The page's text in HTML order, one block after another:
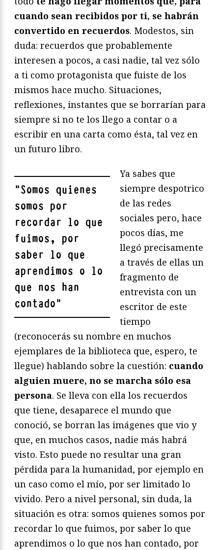
cuando sean recibidos por ti, se habrán
convertido en recuerdos. Modestos, sin
duda: recuerdos que probablemente
interesen a pocos, a casi nadie, tal vez sólo
a ti como protagonista que fuiste de los
mismos hace mucho. Situaciones,
reflexiones, instantes que se borrarían para
siempre si no te los llego a contar o a
escribir en una carta como ésta, tal vez en
un futuro libro.
"Somos quienes
somos por
recordar lo que
fuimos, por
saber lo que
aprendimos o lo
que nos han
contado"
Ya sabes que
siempre despotrico
de las redes
sociales pero, hace
pocos días, me
llegó precisamente
a través de ellas un
fragmento de
entrevista con un
escritor de este
tiempo
(reconocerás su nombre en muchos
ejemplares de la biblioteca que, espero, te
llegue) hablando sobre la cuestión: cuando
alguien muere, no se marcha sólo esa
persona. Se lleva con ella los recuerdos
que tiene, desaparece el mundo que
conoció, se borran las imágenes que vio y
que, en muchos casos, nadie más habrá
visto. Esto puede no resultar una gran
pérdida para la humanidad, por ejemplo en
un caso como el mío, por ser limitado lo
vivido. Pero a nivel personal, sin duda, la
situación es otra: somos quienes somos por
recordar lo que fuimos, por saber lo que
aprendimos o lo que nos han contado, por